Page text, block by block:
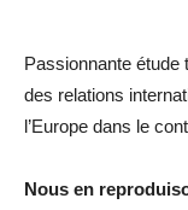
Passionnante étude
des relations
l’Europe dans le
Nous en